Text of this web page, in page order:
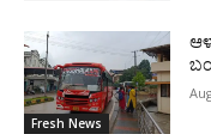
Fresh News